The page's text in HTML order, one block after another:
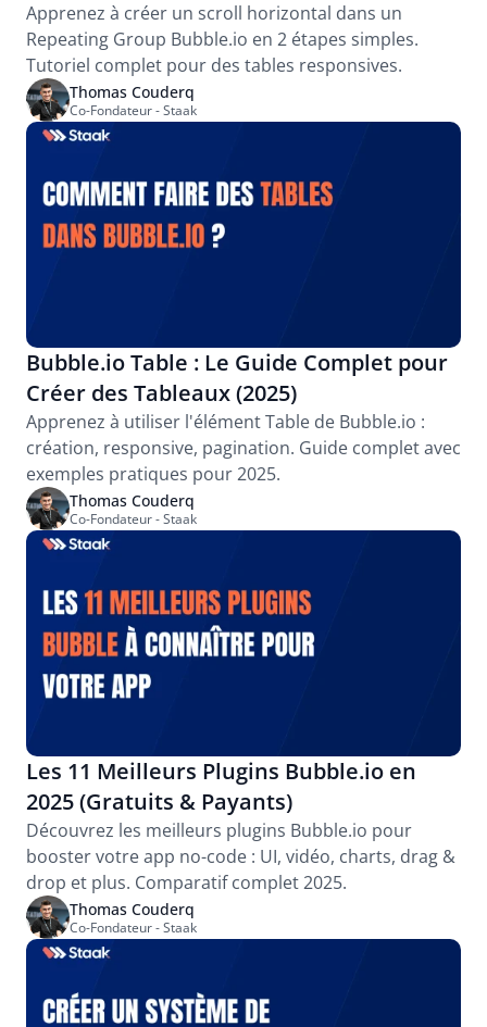
Apprenez à créer un scroll horizontal dans un
Repeating Group Bubble.io en 2 étapes simples.
Tutoriel complet pour des tables responsives.
Thomas Couderq
Co-Fondateur - Staak
Bubble.io Table : Le Guide Complet pour
Créer des Tableaux (2025)
Apprenez à utiliser l'élément Table de Bubble.io :
création, responsive, pagination. Guide complet avec
exemples pratiques pour 2025.
Thomas Couderq
Co-Fondateur - Staak
Les 11 Meilleurs Plugins Bubble.io en
2025 (Gratuits & Payants)
Découvrez les meilleurs plugins Bubble.io pour
booster votre app no-code : UI, vidéo, charts, drag &
drop et plus. Comparatif complet 2025.
Thomas Couderq
Co-Fondateur - Staak